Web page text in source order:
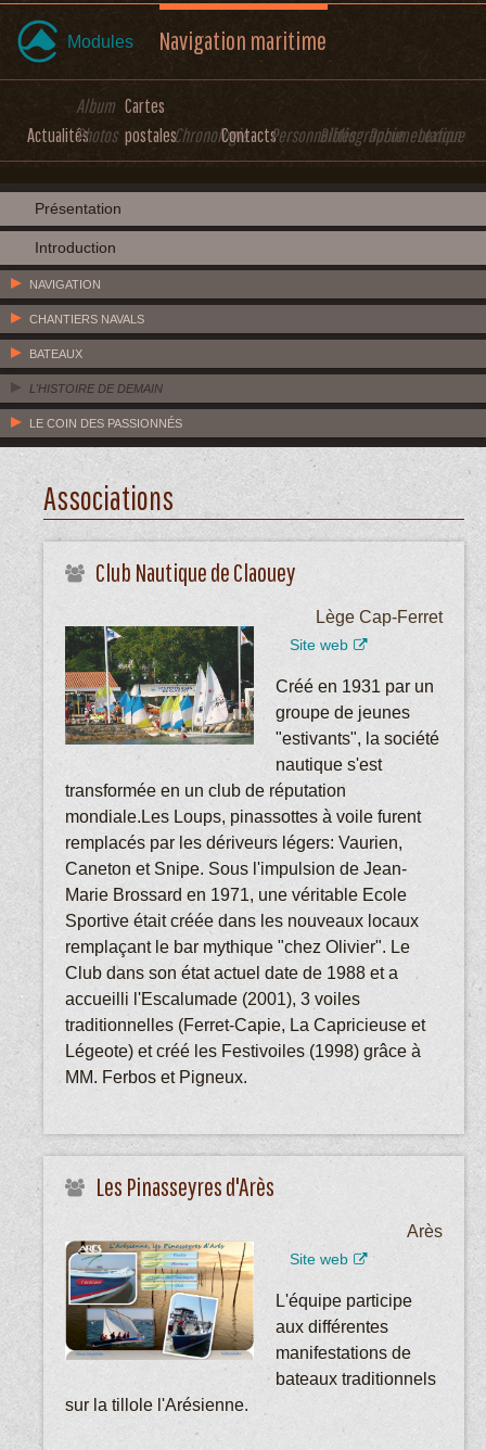
Modules Navigation maritime
Actualités
Album
Photos
Cartes
postalesChronologieContactsPersonnalitésBibliographieDocumentation
Lexique
Présentation
Introduction
NAVIGATION
CHANTIERS NAVALS
BATEAUX
L'HISTOIRE DE DEMAIN
LE COIN DES PASSIONNÉS
Associations
Club Nautique de Claouey
Lège Cap-Ferret
Site web
Créé en 1931 par un
groupe de jeunes
"estivants", la société
nautique s'est
transformée en un club de réputation
mondiale.Les Loups, pinassottes à voile furent
remplacés par les dériveurs légers: Vaurien,
Caneton et Snipe. Sous l'impulsion de Jean-
Marie Brossard en 1971, une véritable Ecole
Sportive était créée dans les nouveaux locaux
remplaçant le bar mythique "chez Olivier". Le
Club dans son état actuel date de 1988 et a
accueilli l'Escalumade (2001), 3 voiles
traditionnelles (Ferret-Capie, La Capricieuse et
Légeote) et créé les Festivoiles (1998) grâce à
MM. Ferbos et Pigneux.
Les Pinasseyres d'Arès
Arès
Site web
L'équipe participe
aux différentes
manifestations de
bateaux traditionnels
sur la tillole l'Arésienne.